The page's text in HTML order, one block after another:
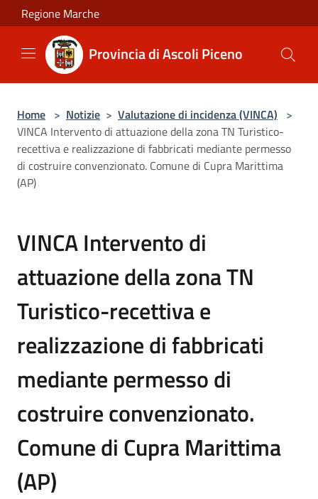
Salta al contenuto principale
Regione Marche
Provincia di Ascoli Piceno
Home > Notizie > Valutazione di incidenza (VINCA) >
VINCA Intervento di attuazione della zona TN Turistico-
recettiva e realizzazione di fabbricati mediante permesso
di costruire convenzionato. Comune di Cupra Marittima
(AP)
VINCA Intervento di
attuazione della zona TN
Turistico-recettiva e
realizzazione di fabbricati
mediante permesso di
costruire convenzionato.
Comune di Cupra Marittima
(AP)